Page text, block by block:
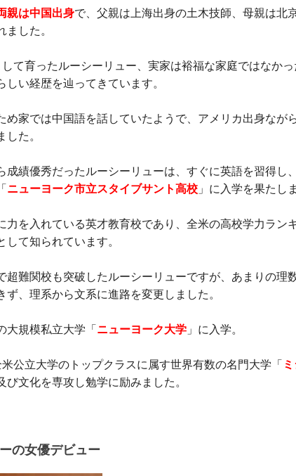
親は中国出身で、父親は上海出身の土木技師、母親は北
した。
て育ったルーシーリュー、実家は裕福な家庭ではなか
しい経歴を辿ってきています。
め家では中国語を話していたようで、アメリカ出身なが
た。
成績優秀だったルーシーリューは、すぐに英語を習得し
ニューヨーク市立スタイブサント高校 」に入学を果たし
力を入れている英才教育校であり、全米の高校学力ラン
して知られています。
超難関校も突破したルーシーリューですが、あまりの理
ず、理系から文系に進路を変更しました。
大規模私立大学「ニューヨーク大学 」に入学。
公立大学のトップクラスに属す世界有数の名門大学「
び文化を専攻し勉学に励みました。
の女優デビュー